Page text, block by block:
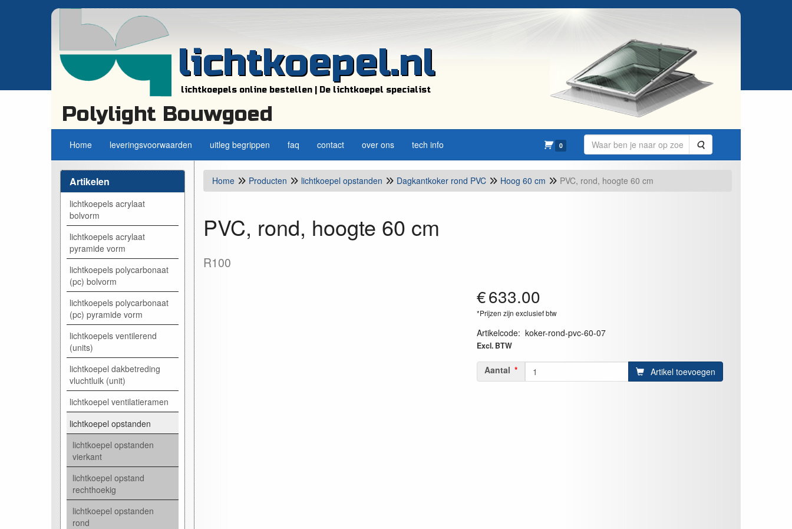
lichtkoepel.nl
lichtkoepels online bestellen | De lichtkoepel specialist
Polylight Bouwgoed
Home leveringsvoorwaarden uitleg begrippen faq contact over ons tech info 0 Zoeken
Artikelen
lichtkoepels acrylaat
bolvorm
lichtkoepels acrylaat
pyramide vorm
lichtkoepels polycarbonaat
(pc) bolvorm
lichtkoepels polycarbonaat
(pc) pyramide vorm
lichtkoepels ventilerend
(units)
lichtkoepel dakbetreding
vluchtluik (unit)
lichtkoepel ventilatieramen
lichtkoepel opstanden
lichtkoepel opstanden
vierkant
lichtkoepel opstand
rechthoekig
lichtkoepel opstanden
rond
Home Producten lichtkoepel opstanden Dagkantkoker rond PVC Hoog 60 cm PVC, rond, hoogte 60 cm
PVC, rond, hoogte 60 cm
R100
€633.00
*Prijzen zijn exclusief btw
Artikelcode: koker-rond-pvc-60-07
Excl. BTW
Aantal Artikel toevoegen